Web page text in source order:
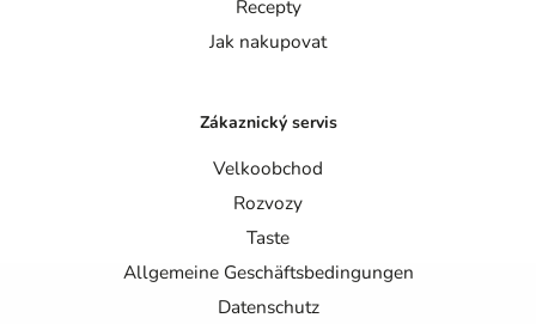
Recepty
Jak nakupovat
Zákaznický servis
Velkoobchod
Rozvozy
Taste
Allgemeine Geschäftsbedingungen
Datenschutz